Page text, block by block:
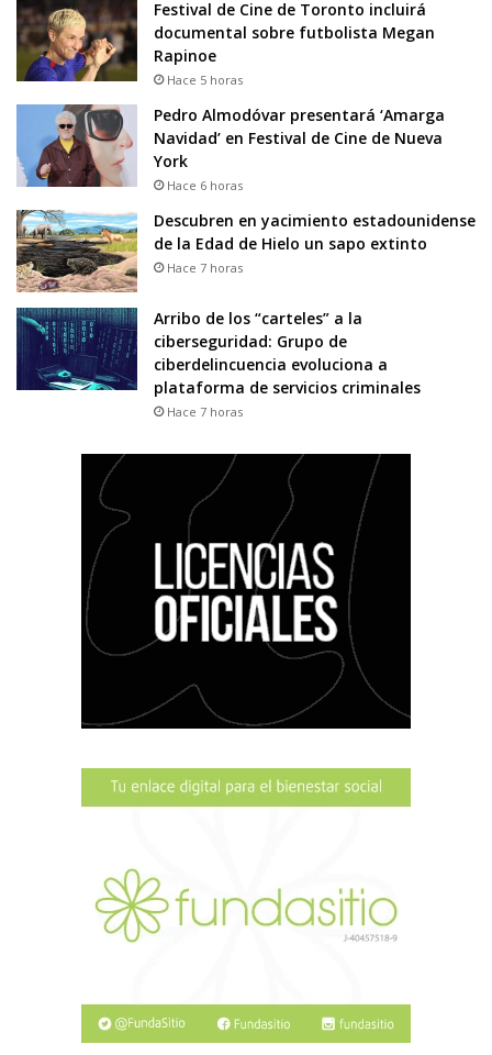
Festival de Cine de Toronto incluirá
documental sobre futbolista Megan
Rapinoe
Hace 5 horas
Pedro Almodóvar presentará ‘Amarga
Navidad’ en Festival de Cine de Nueva
York
Hace 6 horas
Descubren en yacimiento estadounidense
de la Edad de Hielo un sapo extinto
Hace 7 horas
Arribo de los “carteles” a la
ciberseguridad: Grupo de
ciberdelincuencia evoluciona a
plataforma de servicios criminales
Hace 7 horas